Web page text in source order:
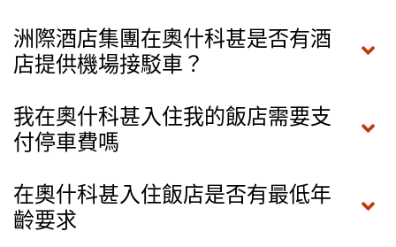
洲際酒店集團在奧什科甚是否有酒
店提供機場接駁車？
我在奧什科甚入住我的飯店需要支
付停車費嗎
在奧什科甚入住飯店是否有最低年
齡要求